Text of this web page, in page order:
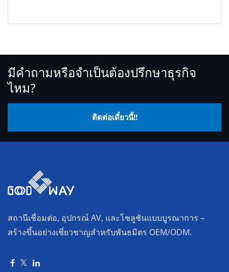
มีคำถามหรือจำเป็นต้องปรึกษาธุรกิจ
ไหม?
ติดต่อเดี๋ยวนี้!!
สถานีเชื่อมต่อ, อุปกรณ์ AV, และโซลูชันแบบบูรณาการ –
สร้างขึ้นอย่างเชี่ยวชาญสำหรับพันธมิตร OEM/ODM.